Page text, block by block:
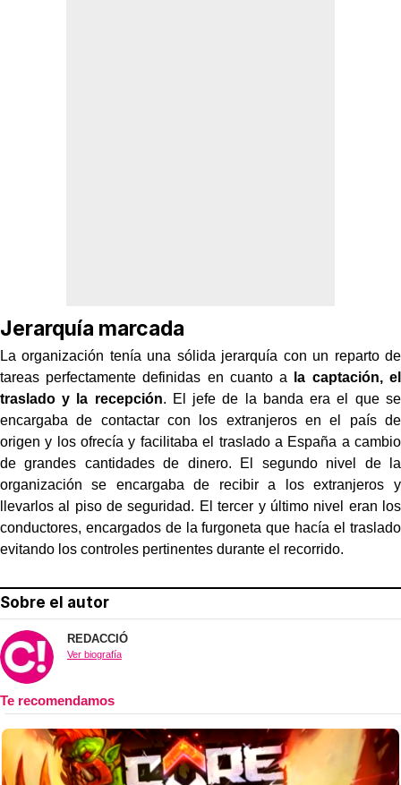
Jerarquía marcada
La organización tenía una sólida jerarquía con un reparto de
tareas perfectamente definidas en cuanto a
la captación, el
traslado y la recepción. El jefe de la banda era el que se
encargaba de contactar con los extranjeros en el país de
origen y los ofrecía y facilitaba el traslado a España a cambio
de grandes cantidades de dinero. El segundo nivel de la
organización se encargaba de recibir a los extranjeros y
llevarlos al piso de seguridad. El tercer y último nivel eran los
conductores, encargados de la furgoneta que hacía el traslado
evitando los controles pertinentes durante el recorrido.
Sobre el autor
REDACCIÓ
Ver biografía